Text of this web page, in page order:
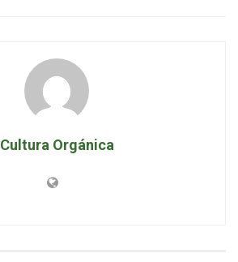
Cultura Orgánica